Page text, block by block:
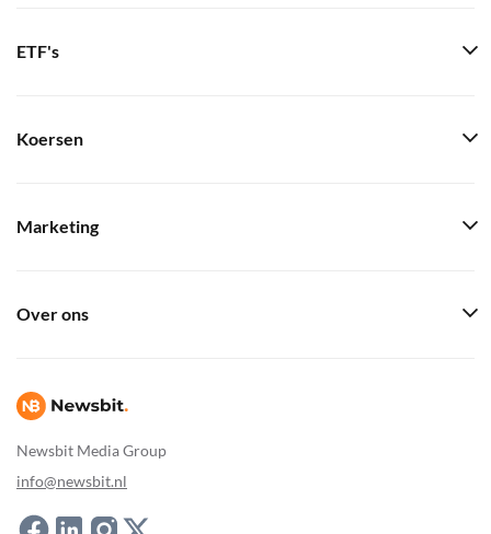
Newsbit Media Group
info@newsbit.nl
ETF's
Koersen
Marketing
Over ons